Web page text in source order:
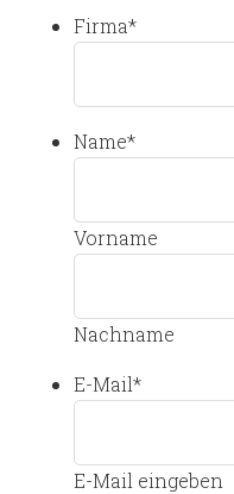
Firma*
Name*
Vorname
Nachname
E-Mail*
E-Mail eingeben